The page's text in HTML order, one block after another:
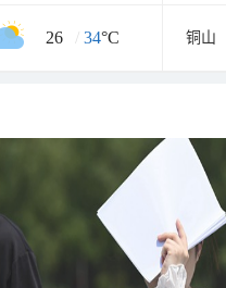
26 / 34°C 铜山